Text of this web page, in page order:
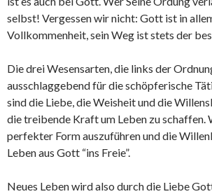
selbst! Vergessen wir nicht: Gott ist in
Vollkommenheit, sein Weg ist stets der
Die drei Wesensarten, die links der
ausschlaggebend für die schöpferische
sind die Liebe, die Weisheit und die
die treibende Kraft um Leben zu schaffen.
perfekter Form auszuführen und die
Leben aus Gott “ins Freie”.
Neues Leben wird also durch die Liebe